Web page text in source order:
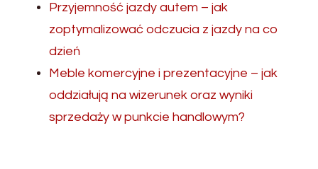
Przyjemność jazdy autem – jak
zoptymalizować odczucia z jazdy na co
dzień
Meble komercyjne i prezentacyjne – jak
oddziałują na wizerunek oraz wyniki
sprzedaży w punkcie handlowym?